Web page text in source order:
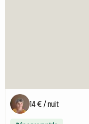
14 € / nuit